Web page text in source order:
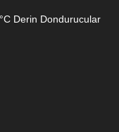
Derin Dondurucular